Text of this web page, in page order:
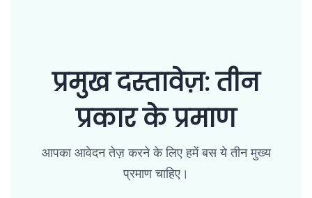
प्रमुख दस्तावेज़: तीन
प्रकार के प्रमाण
आपका आवेदन तेज़ करने के लिए हमें बस ये तीन मुख्य
प्रमाण चाहिए।